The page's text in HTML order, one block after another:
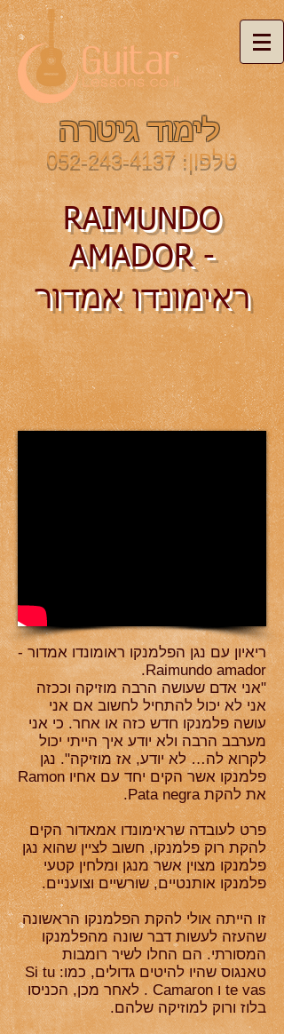
לימוד גיטרה
טלפון:052-243-4137
RAIMUNDO
AMADOR -
ראימונדו אמדור
ריאיון עם נגן הפלמנקו ראומונדו אמדור -
Raimundo amador.
"אני אדם שעושה הרבה מוזיקה וככזה
אני לא יכול להתחיל לחשוב אם אני
עושה פלמנקו חדש כזה או אחר. כי אני
מערבב הרבה ולא יודע איך הייתי יכול
לקרוא לה… לא יודע, אז מוזיקה". נגן
פלמנקו אשר הקים יחד עם אחיו Ramon
את להקת Pata negra.
פרט לעובדה שראימונדו אמאדור הקים
להקת רוק פלמנקו, חשוב לציין שהוא נגן
פלמנקו מצוין אשר מנגן ומלחין קטעי
פלמנקו אותנטיים, שורשיים וצועניים.
זו הייתה אולי להקת הפלמנקו הראשונה
שהעזה לעשות דבר שונה מהפלמנקו
המסורתי. הם החלו לשיר רומבות
טאנגוס שהיו להיטים גדולים, כמו: Si tu
te vas ו Camaron . לאחר מכן, הכניסו
בלוז ורוק למוזיקה שלהם.